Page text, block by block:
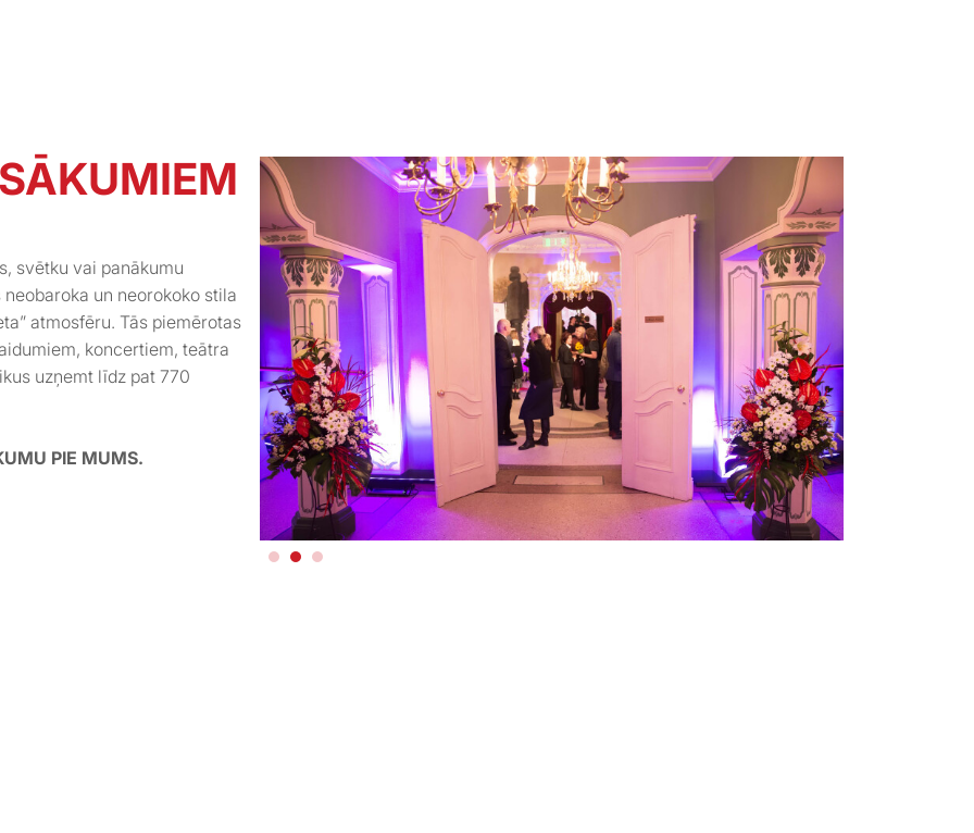
svētku vai panākumu
un neorokoko stila
atmosfēru. Tās piemērotas
koncertiem, teātra
uzņemt līdz pat 770
PIE MUMS.